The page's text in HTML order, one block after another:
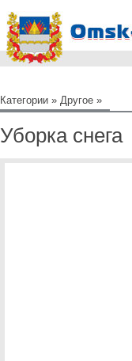
Категории » Другое »
Уборка снега